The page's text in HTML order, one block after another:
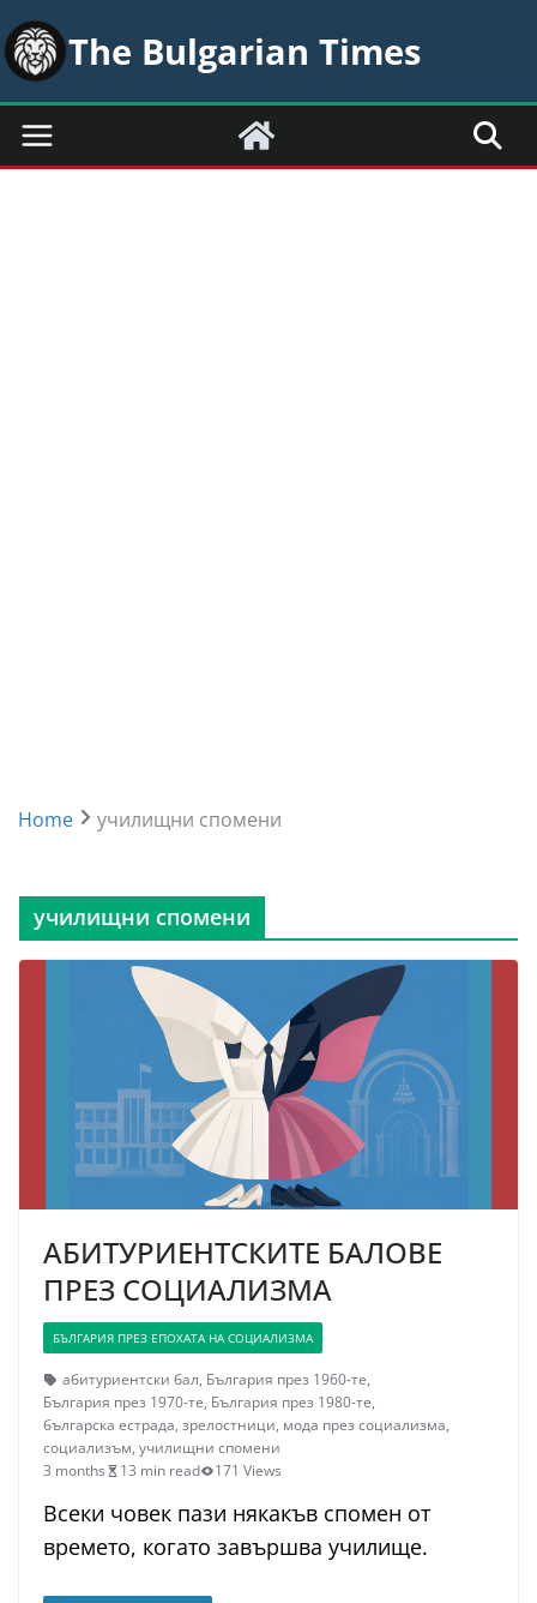
Skip
to
content
The Bulgarian Times
Home училищни спомени
училищни спомени
АБИТУРИЕНТСКИТЕ БАЛОВЕ
ПРЕЗ СОЦИАЛИЗМА
БЪЛГАРИЯ ПРЕЗ ЕПОХАТА НА СОЦИАЛИЗМА
абитуриентски бал, България през 1960-те,
България през 1970-те, България през 1980-те,
българска естрада, зрелостници, мода през социализма,
социализъм, училищни спомени
3 months
13 min read 171 Views
Всеки човек пази някакъв спомен от
времето, когато завършва училище.